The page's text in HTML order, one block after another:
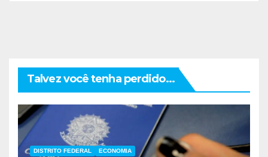
Talvez você tenha perdido...
DISTRITO FEDERAL ECONOMIA